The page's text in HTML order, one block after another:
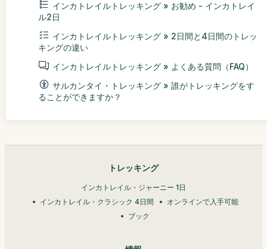
インカトレイルトレッキング » お勧め - インカトレイ
ル2日
インカトレイルトレッキング » 2日間と4日間のトレッ
キングの違い
インカトレイルトレッキング » よくある質問（FAQ）
サルカンタイ・トレッキング » 誰がトレッキングをす
ることができますか？
トレッキング
インカトレイル・ジャーニー 1日
インカトレイル・クラシック 4日間
オンラインで入手可能
ブック